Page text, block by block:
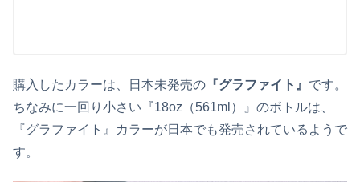
購入したカラーは、日本未発売の 『グラファイト』 です。
ちなみに一回り小さい『18oz（561ml）』のボトルは、
『グラファイト』カラーが日本でも発売されているようで
す。